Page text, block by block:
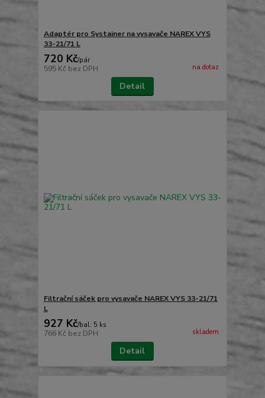
Adaptér pro Systainer na vysavače NAREX VYS
33-21/71 L
720 Kč/pár
595 Kč bez DPH na dotaz
Detail
Filtrační sáček pro vysavače NAREX VYS 33-21/71
L
927 Kč/bal. 5 ks
766 Kč bez DPH skladem
Detail